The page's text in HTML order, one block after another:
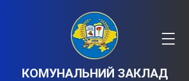
КОМУНАЛЬНИЙ ЗАКЛАД